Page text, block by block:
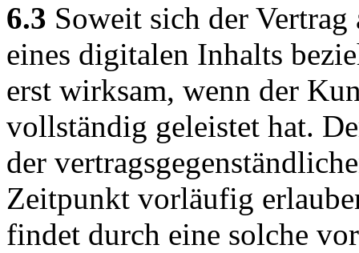
6.3 Soweit sich der
eines digitalen Inhalts
erst wirksam, wenn der
vollständig geleistet hat.
der
Zeitpunkt vorläufig
findet durch eine solche